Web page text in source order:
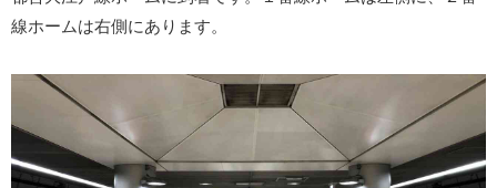
線ホームは右側にあります。